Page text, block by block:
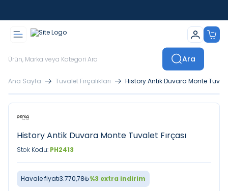
Ara
Ana Sayfa Tuvalet Fırçalıkları History Antik Duvara Monte
History Antik Duvara Monte Tuvalet Fırçası
Stok Kodu: PH2413
Havale fiyatı3.770,78₺%3 extra indirim